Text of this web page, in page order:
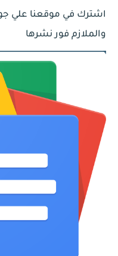
اشترك في موقعنا علي
والملازم فور نشرها